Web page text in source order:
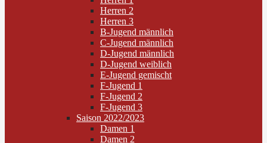
Herren 2
Herren 3
B-Jugend männlich
C-Jugend männlich
D-Jugend männlich
D-Jugend weiblich
E-Jugend gemischt
F-Jugend 1
F-Jugend 2
F-Jugend 3
Saison 2022/2023
Damen 1
Damen 2